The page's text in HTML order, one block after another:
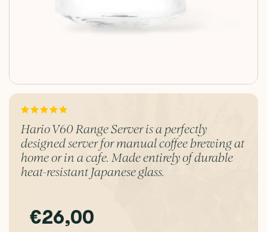
Hario V60 Range Server is a perfectly
designed server for manual coffee brewing at
home or in a cafe. Made entirely of durable
heat-resistant Japanese glass.
€26,00